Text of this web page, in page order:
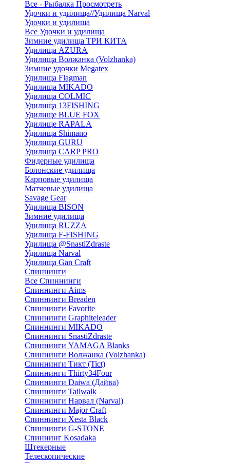
Все - Рыбалка Просмотреть
Удочки и удилища//Удилища Narval
Удочки и удилища
Все Удочки и удилища
Зимние удилища ТРИ КИТА
Удилища AZURA
Удилища Волжанка (Volzhanka)
Зимние удочки Megatex
Удилища Flagman
Удилища MIKADO
Удилища COLMIC
Удилища 13FISHING
Удилище BLUE FOX
Удилище RAPALA
Удилища Shimano
Удилища GURU
Удилища CARP PRO
Фидерные удилища
Болонские удилища
Карповые удилища
Матчевые удилища
Savage Gear
Удилища BISON
Зимние удилища
Удилища RUZZA
Удилища F-FISHING
Удилища @SnastiZdraste
Удилища Narval
Удилища Gan Craft
Спиннинги
Все Спиннинги
Спиннинги Aims
Спиннинги Breaden
Спиннинги Favorite
Спиннинги Graphiteleader
Спиннинги MIKADO
Спиннинги SnastiZdraste
Спиннинги YAMAGA Blanks
Спиннинги Волжанка (Volzhanka)
Спиннинги Тикт (Tict)
Спиннинги Thirty34Four
Спиннинги Daiwa (Дайва)
Спиннинги Tailwalk
Спиннинги Нарвал (Narval)
Спиннинги Major Craft
Спиннинги Xesta Black
Спиннинги G-STONE
Спиннинг Kosadaka
Штекерные
Телескопические